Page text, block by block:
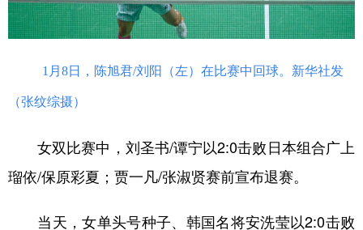
1月8日，陈旭君/刘阳（左）在比赛中回球。新华社发
（张纹综摄）
女双比赛中，刘圣书/谭宁以2:0击败日本组合广上
瑠依/保原彩夏；贾一凡/张淑贤赛前宣布退赛。
当天，女单头号种子、韩国名将安洗莹以2:0击败